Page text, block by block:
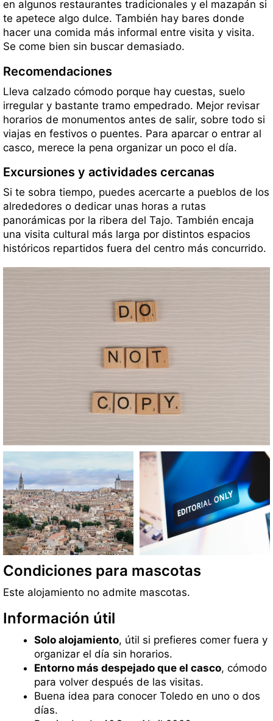
en algunos restaurantes tradicionales y el mazapán si
te apetece algo dulce. También hay bares donde
hacer una comida más informal entre visita y visita.
Se come bien sin buscar demasiado.
Recomendaciones
Lleva calzado cómodo porque hay cuestas, suelo
irregular y bastante tramo empedrado. Mejor revisar
horarios de monumentos antes de salir, sobre todo si
viajas en festivos o puentes. Para aparcar o entrar al
casco, merece la pena organizar un poco el día.
Excursiones y actividades cercanas
Si te sobra tiempo, puedes acercarte a pueblos de los
alrededores o dedicar unas horas a rutas
panorámicas por la ribera del Tajo. También encaja
una visita cultural más larga por distintos espacios
históricos repartidos fuera del centro más concurrido.
Condiciones para mascotas
Este alojamiento no admite mascotas.
Información útil
Solo alojamiento, útil si prefieres comer fuera y
organizar el día sin horarios.
Entorno más despejado que el casco, cómodo
para volver después de las visitas.
Buena idea para conocer Toledo en uno o dos
días.